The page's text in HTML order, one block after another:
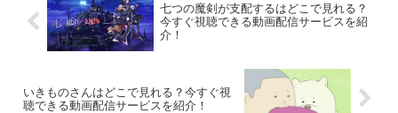
七つの魔剣が支配するはどこで見れる？
今すぐ視聴できる動画配信サービスを紹
介！
いきものさんはどこで見れる？今すぐ視
聴できる動画配信サービスを紹介！